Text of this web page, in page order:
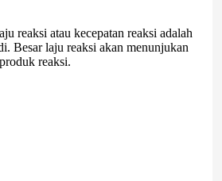
reaksi atau kecepatan reaksi adalah
Besar laju reaksi akan menunjukan
reaksi.